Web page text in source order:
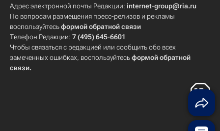
Адрес электронной почты Редакции: internet-group@ria.ru
По вопросам размещения пресс-релизов и рекламы
воспользуйтесьформой обратной связи
Телефон Редакции: 7 (495) 645-6601
Чтобы связаться с редакцией или сообщить обо всех
замеченных ошибках, воспользуйтесьформой обратной
связи.